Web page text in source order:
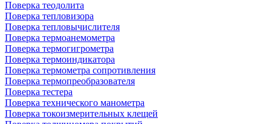
Поверка теодолита
Поверка тепловизора
Поверка тепловычислителя
Поверка термоанемометра
Поверка термогигрометра
Поверка термоиндикатора
Поверка термометра сопротивления
Поверка термопреобразователя
Поверка тестера
Поверка технического манометра
Поверка токоизмерительных клещей